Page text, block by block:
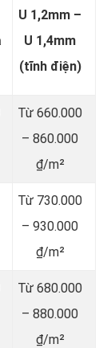
U 1,2mm –
U 1,4mm
(tĩnh điện)
Từ 660.000
– 860.000
₫/m²
Từ 730.000
– 930.000
₫/m²
Từ 680.000
– 880.000
₫/m²